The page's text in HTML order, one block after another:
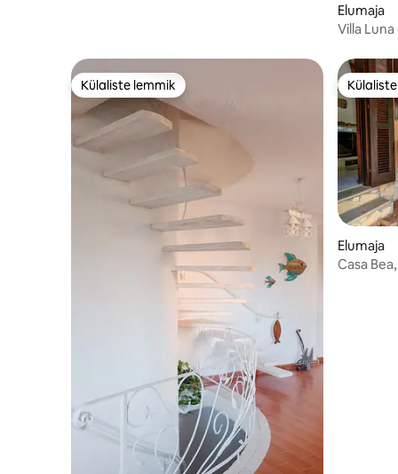
Elumaja
Villa
Külaliste lemmik
Külaliste lemmik
Elumaja
Casa